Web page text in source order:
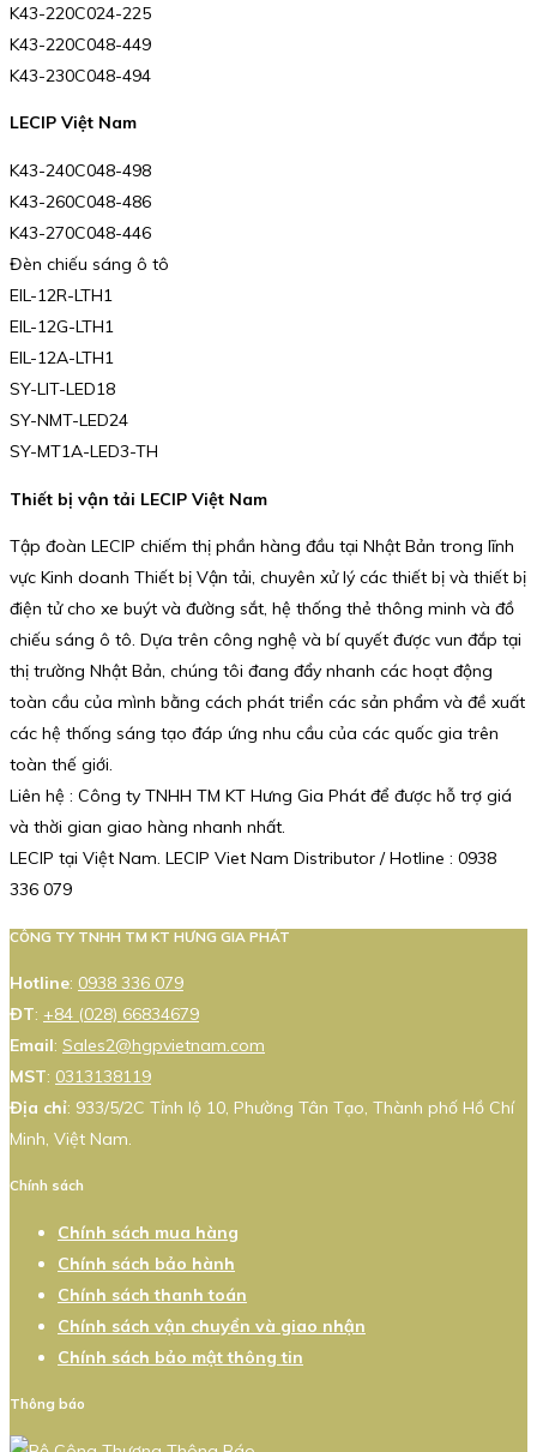
K43-220C024-225
K43-220C048-449
K43-230C048-494
LECIP Việt Nam
K43-240C048-498
K43-260C048-486
K43-270C048-446
Đèn chiếu sáng ô tô
EIL-12R-LTH1
EIL-12G-LTH1
EIL-12A-LTH1
SY-LIT-LED18
SY-NMT-LED24
SY-MT1A-LED3-TH
Thiết bị vận tải LECIP Việt Nam
Tập đoàn LECIP chiếm thị phần hàng đầu tại Nhật Bản trong lĩnh
vực Kinh doanh Thiết bị Vận tải, chuyên xử lý các thiết bị và thiết bị
điện tử cho xe buýt và đường sắt, hệ thống thẻ thông minh và đồ
chiếu sáng ô tô. Dựa trên công nghệ và bí quyết được vun đắp tại
thị trường Nhật Bản, chúng tôi đang đẩy nhanh các hoạt động
toàn cầu của mình bằng cách phát triển các sản phẩm và đề xuất
các hệ thống sáng tạo đáp ứng nhu cầu của các quốc gia trên
toàn thế giới.
Liên hệ : Công ty TNHH TM KT Hưng Gia Phát để được hỗ trợ giá
và thời gian giao hàng nhanh nhất.
LECIP tại Việt Nam. LECIP Viet Nam Distributor / Hotline : 0938
336 079
CÔNG TY TNHH TM KT HƯNG GIA PHÁT
Hotline: 0938 336 079
ĐT: +84 (028) 66834679
Email: Sales2@hgpvietnam.com
MST: 0313138119
Địa chỉ: 933/5/2C Tỉnh lộ 10, Phường Tân Tạo, Thành phố Hồ Chí
Minh, Việt Nam.
Chính sách
Chính sách mua hàng
Chính sách bảo hành
Chính sách thanh toán
Chính sách vận chuyển và giao nhận
Chính sách bảo mật thông tin
Thông báo